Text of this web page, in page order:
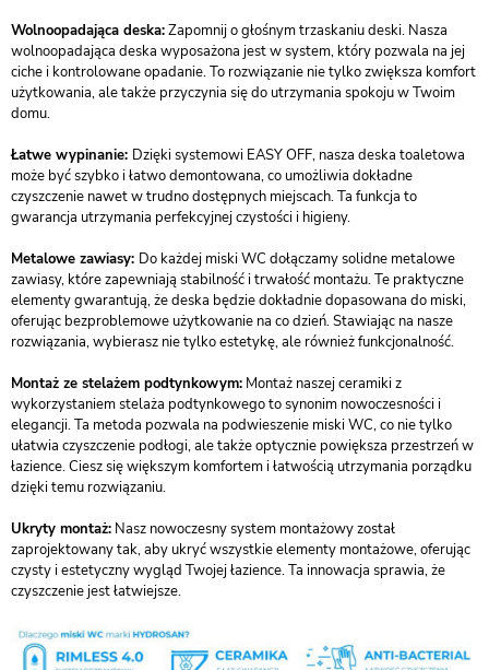
Wolnoopadająca deska:Zapomnij o głośnym trzaskaniu deski. Nasza
wolnoopadająca deska wyposażona jest w system, który pozwala na jej
ciche i kontrolowane opadanie. To rozwiązanie nie tylko zwiększa komfort
użytkowania, ale także przyczynia się do utrzymania spokoju w Twoim
domu.
Łatwe wypinanie: Dzięki systemowi EASY OFF, nasza deska toaletowa
może być szybko i łatwo demontowana, co umożliwia dokładne
czyszczenie nawet w trudno dostępnych miejscach. Ta funkcja to
gwarancja utrzymania perfekcyjnej czystości i higieny.
Metalowe zawiasy: Do każdej miski WC dołączamy solidne metalowe
zawiasy, które zapewniają stabilność i trwałość montażu. Te praktyczne
elementy gwarantują, że deska będzie dokładnie dopasowana do miski,
oferując bezproblemowe użytkowanie na co dzień. Stawiając na nasze
rozwiązania, wybierasz nie tylko estetykę, ale również funkcjonalność.
Montaż ze stelażem podtynkowym: Montaż naszej ceramiki z
wykorzystaniem stelaża podtynkowego to synonim nowoczesności i
elegancji. Ta metoda pozwala na podwieszenie miski WC, co nie tylko
ułatwia czyszczenie podłogi, ale także optycznie powiększa przestrzeń w
łazience. Ciesz się większym komfortem i łatwością utrzymania porządku
dzięki temu rozwiązaniu.
Ukryty montaż: Nasz nowoczesny system montażowy został
zaprojektowany tak, aby ukryć wszystkie elementy montażowe, oferując
czysty i estetyczny wygląd Twojej łazience. Ta innowacja sprawia, że
czyszczenie jest łatwiejsze.